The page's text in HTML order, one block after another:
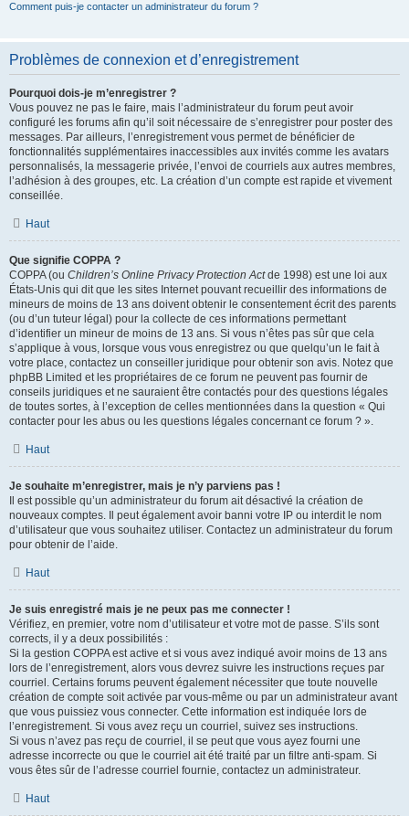
Comment puis-je contacter un administrateur du forum ?
Problèmes de connexion et d’enregistrement
Pourquoi dois-je m’enregistrer ?
Vous pouvez ne pas le faire, mais l’administrateur du forum peut avoir
configuré les forums afin qu’il soit nécessaire de s’enregistrer pour poster des
messages. Par ailleurs, l’enregistrement vous permet de bénéficier de
fonctionnalités supplémentaires inaccessibles aux invités comme les avatars
personnalisés, la messagerie privée, l’envoi de courriels aux autres membres,
l’adhésion à des groupes, etc. La création d’un compte est rapide et vivement
conseillée.
Haut
Que signifie COPPA ?
COPPA (ou Children’s Online Privacy Protection Actde 1998) est une loi aux
États-Unis qui dit que les sites Internet pouvant recueillir des informations de
mineurs de moins de 13 ans doivent obtenir le consentement écrit des parents
(ou d’un tuteur légal) pour la collecte de ces informations permettant
d’identifier un mineur de moins de 13 ans. Si vous n’êtes pas sûr que cela
s’applique à vous, lorsque vous vous enregistrez ou que quelqu’un le fait à
votre place, contactez un conseiller juridique pour obtenir son avis. Notez que
phpBB Limited et les propriétaires de ce forum ne peuvent pas fournir de
conseils juridiques et ne sauraient être contactés pour des questions légales
de toutes sortes, à l’exception de celles mentionnées dans la question « Qui
contacter pour les abus ou les questions légales concernant ce forum ? ».
Haut
Je souhaite m’enregistrer, mais je n’y parviens pas !
Il est possible qu’un administrateur du forum ait désactivé la création de
nouveaux comptes. Il peut également avoir banni votre IP ou interdit le nom
d’utilisateur que vous souhaitez utiliser. Contactez un administrateur du forum
pour obtenir de l’aide.
Haut
Je suis enregistré mais je ne peux pas me connecter !
Vérifiez, en premier, votre nom d’utilisateur et votre mot de passe. S’ils sont
corrects, il y a deux possibilités :
Si la gestion COPPA est active et si vous avez indiqué avoir moins de 13 ans
lors de l’enregistrement, alors vous devrez suivre les instructions reçues par
courriel. Certains forums peuvent également nécessiter que toute nouvelle
création de compte soit activée par vous-même ou par un administrateur avant
que vous puissiez vous connecter. Cette information est indiquée lors de
l’enregistrement. Si vous avez reçu un courriel, suivez ses instructions.
Si vous n’avez pas reçu de courriel, il se peut que vous ayez fourni une
adresse incorrecte ou que le courriel ait été traité par un filtre anti-spam. Si
vous êtes sûr de l’adresse courriel fournie, contactez un administrateur.
Haut